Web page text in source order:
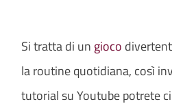
Si tratta di un gioco
la routine quotidiana, così
tutorial su Youtube potrete